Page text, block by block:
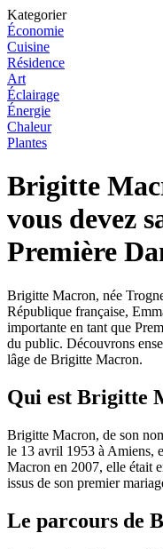
Kategorier
Économie
Cuisine
Résidence
Art
Éclairage
Énergie
Chaleur
Plantes
Brigitte
vous devez
Première
Brigitte Macron, née
République française,
importante en tant que
du public. Découvrons
lâge de Brigitte Macron.
Qui est Brigitte
Brigitte Macron, de son
le 13 avril 1953 à Amiens,
Macron en 2007, elle était
issus de son premier
Le parcours de